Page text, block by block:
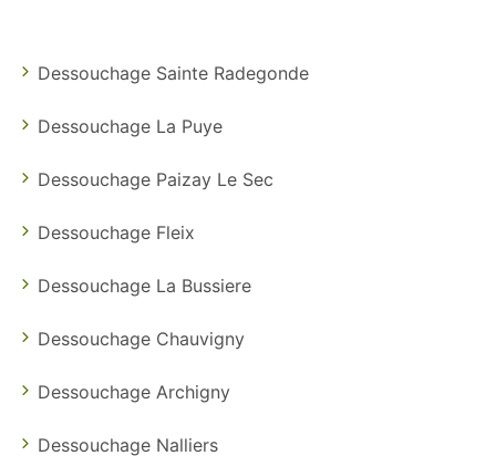
Dessouchage Sainte Radegonde
Dessouchage La Puye
Dessouchage Paizay Le Sec
Dessouchage Fleix
Dessouchage La Bussiere
Dessouchage Chauvigny
Dessouchage Archigny
Dessouchage Nalliers